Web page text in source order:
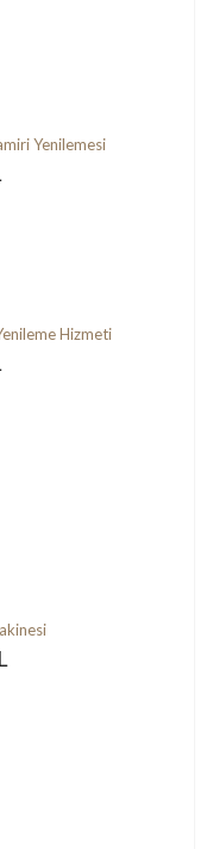
Yenilemesi
Hizmeti